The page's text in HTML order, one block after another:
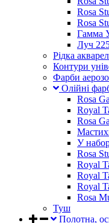
Rosa
Rosa
Гамма
Луч
Рідка
Контури
Фарби
Олійні
Rosa
Royal
Rosa
У
Rosa
Royal
Royal
Royal
Rosa
Туш
Полотна,